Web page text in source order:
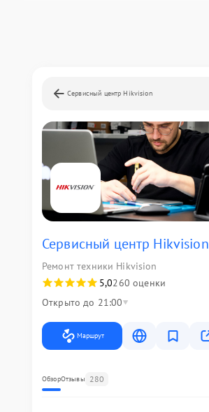
Сервисный центр Hikvision
Сервисный центр Hikvision
Ремонт техники Hikvision
5,0260 оценки
Открыто до 21:00
Маршрут
ОбзорОтзывы 280